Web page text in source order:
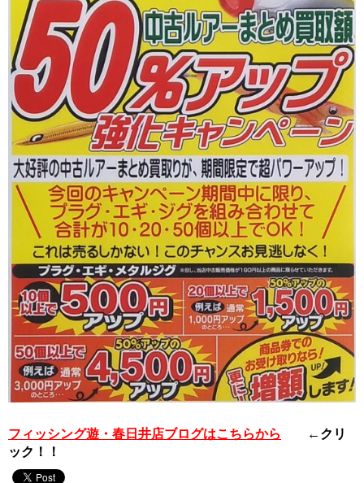
フィッシング遊・春日井店ブログはこちらから
←クリ
ック！！